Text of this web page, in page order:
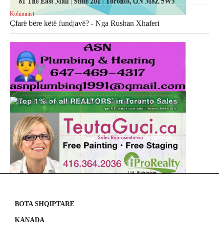
Kolumnist
Çfarë bëre këtë fundjavë? - Nga Rushan Xhaferi
BOTA SHQIPTARE
KANADA